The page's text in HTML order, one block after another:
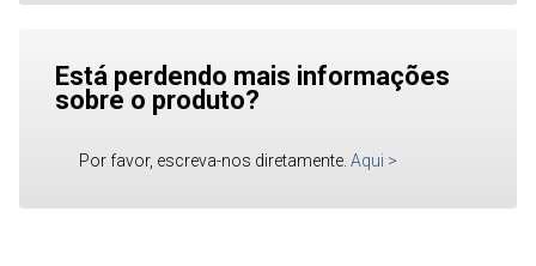
Está perdendo mais informações
sobre o produto?
Por favor, escreva-nos diretamente. Aqui >